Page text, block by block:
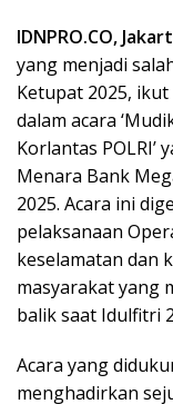
IDNPRO.CO,
yang menjadi
Ketupat 2025,
dalam acara
Korlantas
Menara Bank
2025. Acara ini
pelaksanaan
keselamatan dan
masyarakat yang
balik saat Idulfitri
Acara yang
menghadirkan